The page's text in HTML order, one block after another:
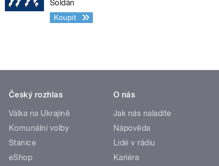
Soldán
Koupit
Český rozhlas
Válka na Ukrajině
Komunální volby
Stanice
eShop
O nás
Jak nás naladíte
Nápověda
Lidé v rádiu
Kariéra